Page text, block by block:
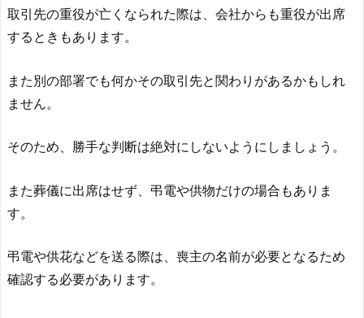
取引先の重役が亡くなられた際は、会社からも重役が出席
するときもあります。
また別の部署でも何かその取引先と関わりがあるかもしれ
ません。
そのため、勝手な判断は絶対にしないようにしましょう。
また葬儀に出席はせず、弔電や供物だけの場合もありま
す。
弔電や供花などを送る際は、喪主の名前が必要となるため
確認する必要があります。